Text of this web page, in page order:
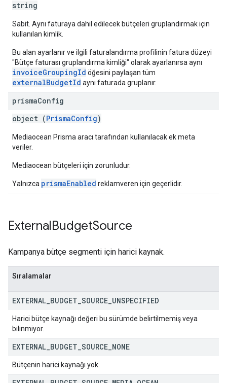
string
Sabit. Aynı faturaya dahil edilecek bütçeleri gruplandırmak için
kullanılan kimlik.
Bu alan ayarlanır ve ilgili faturalandırma profilinin fatura düzeyi
"Bütçe faturası gruplandırma kimliği" olarak ayarlanırsa aynı
invoiceGroupingId öğesini paylaşan tüm
externalBudgetId aynı faturada gruplanır.
prismaConfig
object (PrismaConfig)
Mediaocean Prisma aracı tarafından kullanılacak ek meta
veriler.
Mediaocean bütçeleri için zorunludur.
Yalnızca prismaEnabled reklamveren için geçerlidir.
ExternalBudgetSource
Kampanya bütçe segmenti için harici kaynak.
Sıralamalar
EXTERNAL BUDGET SOURCE UNSPECIFIED
Harici bütçe kaynağı değeri bu sürümde belirtilmemiş veya
bilinmiyor.
EXTERNAL BUDGET SOURCE NONE
Bütçenin harici kaynağı yok.